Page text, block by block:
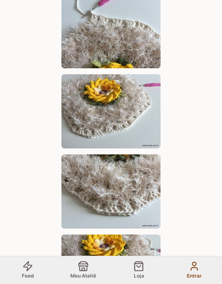
Feed Meu Ateliê Loja Entrar